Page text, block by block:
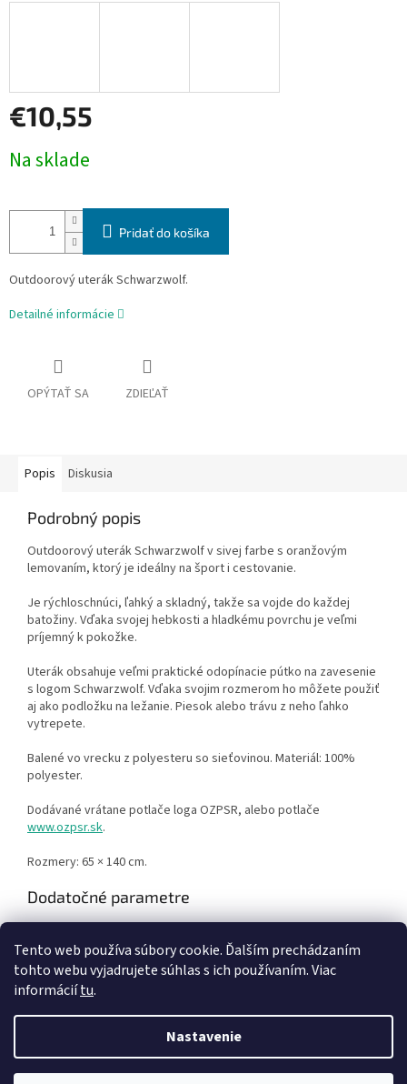
Tento web používa súbory cookie. Ďalším prechádzaním
tohto webu vyjadrujete súhlas s ich používaním. Viac
informáciítu.
Nastavenie
€10,55
cena:
Na sklade
Pridať do košíka
Outdoorový uterák Schwarzwolf.
Detailné informácie
OPÝTAŤ SA ZDIEĽAŤ
Popis Diskusia
Podrobný popis
Outdoorový uterák Schwarzwolf v sivej farbe s oranžovým
lemovaním, ktorý je ideálny na šport i cestovanie.
Je rýchloschnúci, ľahký a skladný, takže sa vojde do každej
batožiny. Vďaka svojej hebkosti a hladkému povrchu je veľmi
príjemný k pokožke.
Uterák obsahuje veľmi praktické odopínacie pútko na zavesenie
s logom Schwarzwolf. Vďaka svojim rozmerom ho môžete použiť
aj ako podložku na ležanie. Piesok alebo trávu z neho ľahko
vytrepete.
Balené vo vrecku z polyesteru so sieťovinou. Materiál: 100%
polyester.
Dodávané vrátane potlače loga OZPSR, alebo potlače
www.ozpsr.sk.
Rozmery: 65 × 140 cm.
Dodatočné parametre
Záruka: 2 roky
Vytvoril Shoptet